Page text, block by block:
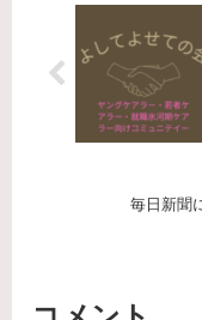
毎日新聞